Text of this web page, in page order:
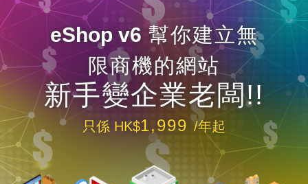
eShop v6幫你建立無
限商機的網站
新手變企業老闆!!
只係 HK$1,999 /年起